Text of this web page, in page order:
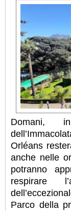
Domani,
Orléans
anche nelle
potranno
respirare
Parco della